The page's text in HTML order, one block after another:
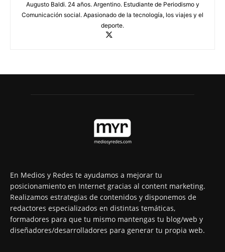
Augusto Baldi. 24 años. Argentino. Estudiante de Periodismo y
Comunicación social. Apasionado de la tecnología, los viajes y el
deporte.
En Medios y Redes te ayudamos a mejorar tu
posicionamiento en Internet gracias al content marketing.
Realizamos estrategias de contenidos y disponemos de
redactores especializados en distintas temáticas,
formadores para que tu mismo mantengas tu blog/web y
diseñadores/desarrolladores para generar tu propia web.